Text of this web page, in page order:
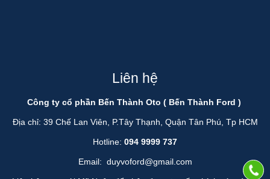
Liên hệ
Công ty cổ phần Bến Thành Oto ( Bến Thành Ford )
Địa chỉ: 39 Chế Lan Viên, P.Tây Thạnh, Quận Tân Phú, Tp HCM
Hotline: 094 9999 737
Email: duyvoford@gmail.com